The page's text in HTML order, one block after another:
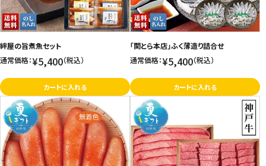
絆屋の旨煮魚セット
通常価格：¥5,400（税込）
カートに入れる
「関とら本店」ふく薄造り詰合せ
通常価格：¥5,400（税込）
カートに入れる